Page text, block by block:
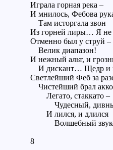
Играла горная река –
И мнилось, Фебова
Там исторгала звон
Из горней лиры… Я не
Отменно был у струй –
Велик диапазон!
И нежный альт, и
И дискант… Щедр и
Светлейший Феб за
Чистейший брал
Легато, стаккато –
Чудесный,
И лился, и длился
Волшебный
8